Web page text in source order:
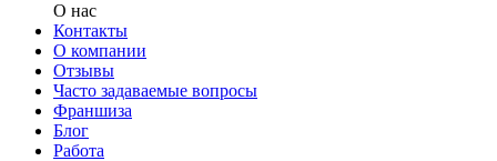
О нас
Контакты
О компании
Отзывы
Часто задаваемые вопросы
Франшиза
Блог
Работа